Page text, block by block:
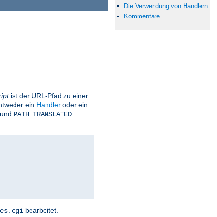
Die Verwendung von Handlern
Kommentare
ist der URL-Pfad zu einer
ein Handler oder ein
PATH_TRANSLATED
bearbeitet.